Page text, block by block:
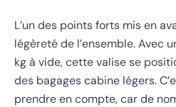
L’un des points forts mis en
légèreté de l’ensemble. Avec
kg à vide, cette valise se
des bagages cabine légers.
prendre en compte, car de